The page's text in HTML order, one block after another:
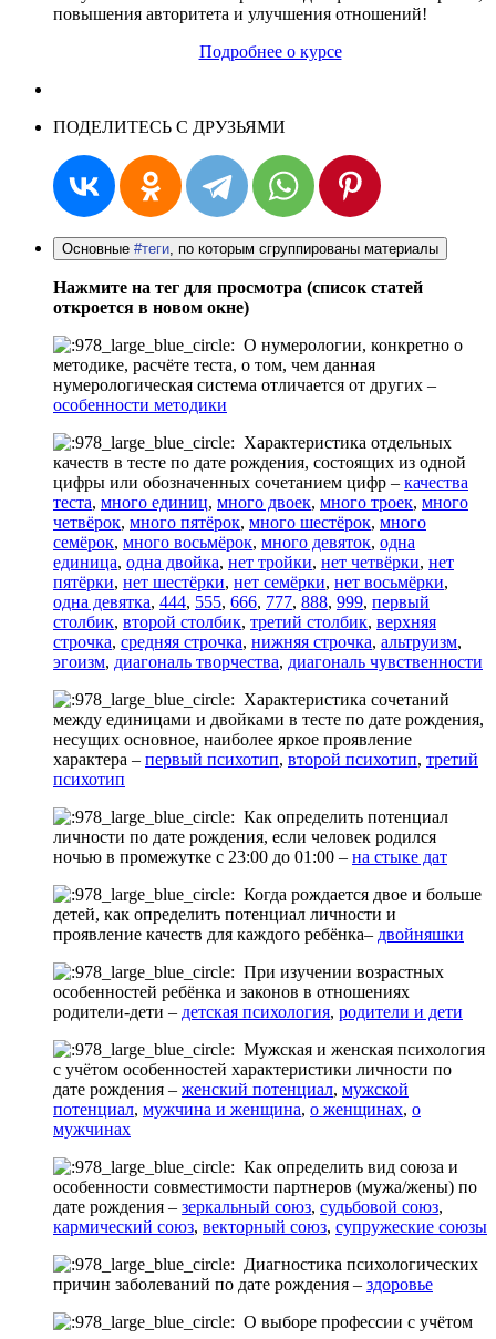
повышения авторитета и улучшения отношений!
Подробнее о курсе
ПОДЕЛИТЕСЬ С ДРУЗЬЯМИ
Основные #теги , по которым сгруппированы материалы
Нажмите на тег для просмотра (список статей
откроется в новом окне)
О нумерологии, конкретно о
методике, расчёте теста, о том, чем данная
нумерологическая система отличается от других –
особенности методики
Характеристика отдельных
качеств в тесте по дате рождения, состоящих из одной
цифры или обозначенных сочетанием цифр – качества
теста, много единиц, много двоек, много троек, много
четвёрок, много пятёрок, много шестёрок, много
семёрок, много восьмёрок, много девяток, одна
единица, одна двойка, нет тройки, нет четвёрки, нет
пятёрки, нет шестёрки, нет семёрки, нет восьмёрки,
одна девятка, 444, 555, 666, 777, 888, 999, первый
столбик, второй столбик, третий столбик, верхняя
строчка, средняя строчка, нижняя строчка, альтруизм,
эгоизм, диагональ творчества, диагональ чувственности
Характеристика сочетаний
между единицами и двойками в тесте по дате рождения,
несущих основное, наиболее яркое проявление
характера – первый психотип, второй психотип, третий
психотип
Как определить потенциал
личности по дате рождения, если человек родился
ночью в промежутке с 23:00 до 01:00 – на стыке дат
Когда рождается двое и больше
детей, как определить потенциал личности и
проявление качеств для каждого ребёнка– двойняшки
При изучении возрастных
особенностей ребёнка и законов в отношениях
родители-дети – детская психология, родители и дети
Мужская и женская психология
с учётом особенностей характеристики личности по
дате рождения – женский потенциал, мужской
потенциал, мужчина и женщина, о женщинах, о
мужчинах
Как определить вид союза и
особенности совместимости партнеров (мужа/жены) по
дате рождения – зеркальный союз, судьбовой союз,
кармический союз, векторный союз, супружеские союзы
Диагностика психологических
причин заболеваний по дате рождения – здоровье
О выборе профессии с учётом